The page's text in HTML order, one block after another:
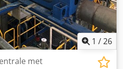
1 /26
met